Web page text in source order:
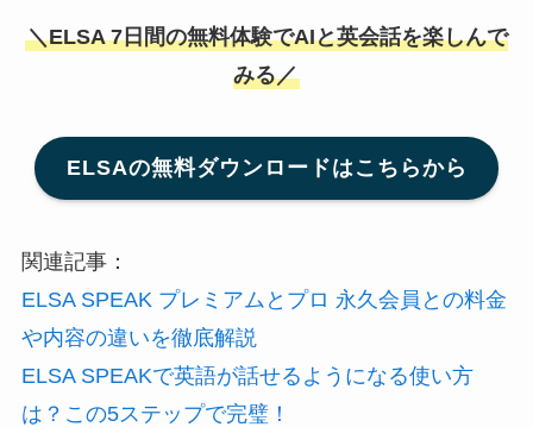
＼ELSA 7日間の無料体験でAIと英会話を楽しんで
みる／
ELSAの無料ダウンロードはこちらから
関連記事：
ELSA SPEAK プレミアムとプロ 永久会員との料金
や内容の違いを徹底解説
ELSA SPEAKで英語が話せるようになる使い方
は？この5ステップで完璧！